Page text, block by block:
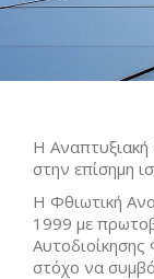
Η Αναπτυξιακή
στην επίσημη
Η Φθιωτική
1999 με
Αυτοδιοίκησης
στόχο να